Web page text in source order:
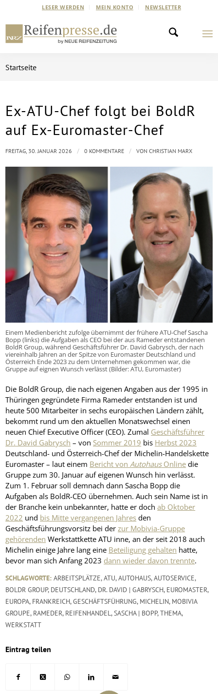
LESER WERDEN MEIN KONTO NEWSLETTER
Startseite
Ex-ATU-Chef folgt bei BoldR
auf Ex-Euromaster-Chef
Einem Medienbericht zufolge übernimmt der frühere ATU-Chef Sascha
Bopp (links) die Aufgaben als CEO bei der aus Rameder entstandenen
BoldR Group, während Geschäftsführer Dr. David Gabrysch, der nach
viereinhalb Jahren an der Spitze von Euromaster Deutschland und
Österreich Ende 2023 zu dem Unternehmen gekommen war, die
Gruppe auf eignen Wunsch verlässt (Bilder: ATU, Euromaster)
Die BoldR Group, die nach eigenen Angaben aus der 1995 in
Thüringen gegründete Firma Rameder entstanden ist und
heute 500 Mitarbeiter in sechs europäischen Ländern zählt,
bekommt rund um den aktuellen Monatswechsel einen
neuen Chief Executive Officer (CEO). Zumal Geschäftsführer
Dr. David Gabrysch – von Sommer 2019 bis Herbst 2023
Deutschland- und Österreich-Chef der Michelin-Handelskette
Euromaster – laut einem Bericht vonAutohausOnline die
Gruppe zum 30. Januar auf eigenen Wunsch hin verlässt.
Zum 1. Februar soll demnach dann Sascha Bopp die
Aufgaben als BoldR-CEO übernehmen. Auch sein Name ist in
der Branche kein unbekannter, hatte er dochab Oktober
2022 und bis Mitte vergangenen Jahres den
Geschäftsführungsvorsitz bei derzur Mobivia-Gruppe
gehörenden Werkstattkette ATU inne, an der seit 2018 auch
Michelin einige Jahre lang eine Beteiligung gehalten hatte,
bevor man sich Anfang 2023 dann wieder davon trennte.
FREITAG, 30. JANUAR 2026 / 0 KOMMENTARE / VONCHRISTIAN MARX
SCHLAGWORTE: ARBEITSPLÄTZE,ATU,AUTOHAUS,AUTOSERVICE,
BOLDR GROUP, DEUTSCHLAND, DR. DAVID | GABRYSCH, EUROMASTER,
EUROPA, FRANKREICH,GESCHÄFTSFÜHRUNG, MICHELIN, MOBIVIA
GROUPE, RAMEDER, REIFENHANDEL,SASCHA | BOPP,THEMA,
WERKSTATT
Eintrag teilen